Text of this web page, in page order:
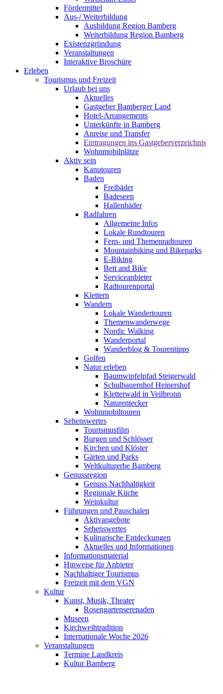
Fördermittel
Aus-/ Weiterbildung
Ausbildung Region Bamberg
Weiterbildung Region Bamberg
Existenzgründung
Veranstaltungen
Interaktive Broschüre
Erleben
Tourismus und Freizeit
Urlaub bei uns
Aktuelles
Gastgeber Bamberger Land
Hotel-Arrangements
Unterkünfte in Bamberg
Anreise und Transfer
Eintragungen ins Gastgeberverzeichnis
Wohnmobilplätze
Aktiv sein
Kanutouren
Baden
Freibäder
Badeseen
Hallenbäder
Radfahren
Allgemeine Infos
Lokale Rundtouren
Fern- und Themenradtouren
Mountainbiking und Bikeparks
E-Biking
Bett and Bike
Serviceanbieter
Radtourenportal
Klettern
Wandern
Lokale Wandertouren
Themenwanderwege
Nordic Walking
Wanderportal
Wanderblog & Tourentipps
Golfen
Natur erleben
Baumwipfelpfad Steigerwald
Schulbauernhof Heinershof
Kletterwald in Veilbronn
Naturentecker
Wohnmobiltouren
Sehenswertes
Tourismusfilm
Burgen und Schlösser
Kirchen und Klöster
Gärten und Parks
Weltkulturerbe Bamberg
Genussregion
Genuss Nachhaltigkeit
Regionale Küche
Weinkultur
Führungen und Pauschalen
Aktivangebote
Sehenswertes
Kulinarische Entdeckungen
Aktuelles und Informationen
Informationsmaterial
Hinweise für Anbieter
Nachhaltiger Tourismus
Freizeit mit dem VGN
Kultur
Kunst, Musik, Theater
Rosengartenserenaden
Museen
Kirchweihtradition
Internationale Woche 2026
Veranstaltungen
Termine Landkreis
Kultur Bamberg